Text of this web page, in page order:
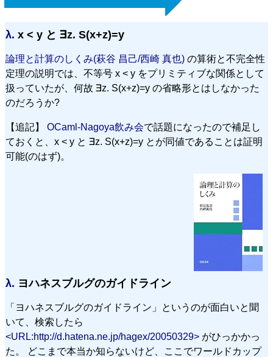
λ. x < y と ∃z. S(x+z)=y
論理と計算のしくみ(萩谷 昌己/西崎 真也) の算術と不完全性
定理の説明では、不等号 x < y をプリミティブな関係として
扱っていたが、何故 ∃z. S(x+z)=y の省略形とはしなかった
のだろうか?
【追記】 OCaml-Nagoya飲み会で話題になったので補足し
ておくと、x < y と ∃z. S(x+z)=y とが同値であることは証明
可能(のはず)。
λ. ヨハネスブルグのガイドライン
「ヨハネスブルグのガイドライン」というのが面白いと聞
いて、検索したら
<URL:http://d.hatena.ne.jp/hagex/20050329> がひっかかっ
た。 どこまで本当か知らないけど、ここでワールドカップ